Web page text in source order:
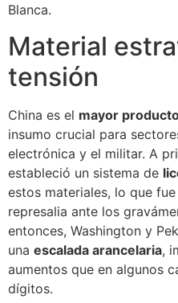
Blanca.
Material
tensión
China es el mayor
insumo crucial para
electrónica y el militar. A
estableció un sistema de
estos materiales, lo que
represalia ante los
entonces, Washington y
una escalada arancelaria,
aumentos que en algunos
dígitos.